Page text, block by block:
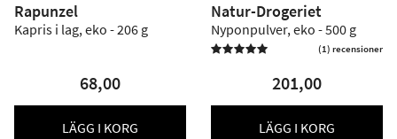
Rapunzel
Kapris i lag, eko - 206 g
68,00
LÄGG I KORG
Natur-Drogeriet
Nyponpulver, eko - 500 g
 (1) recensioner
201,00
LÄGG I KORG